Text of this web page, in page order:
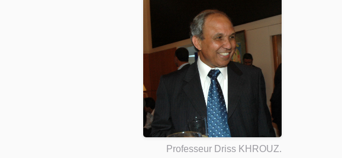
Professeur Driss KHROUZ.